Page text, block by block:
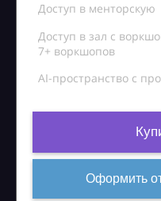
Доступ в менторскую
Доступ в зал с
7+ воркшопов
AI-пространство с
Оформить